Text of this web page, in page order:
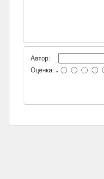
Автор:
Оценка: -